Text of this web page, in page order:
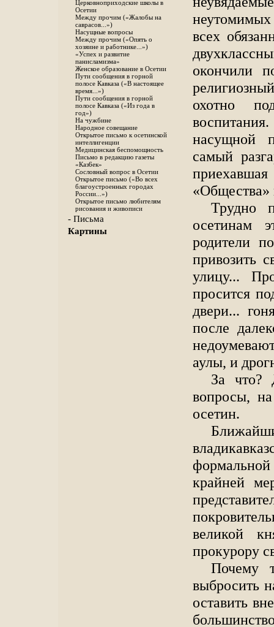
Церковноприходские школы в
Осетии
Между прочим («Жалобы на
саврасов...»)
Насущные вопросы
Между прочим («Опять о
хозяине и работнике...»)
«Успех и развитие
панисламизма»
Женское образование в Осетии
Пути сообщения в горной
полосе Кавказа («В настоящее
время...»)
Пути сообщения в горной
полосе Кавказа («Из года в
год»)
На чужбине
Народное совещание
Открытое письмо к осетинской
интеллигенции
Медицинская беспомощность
Письмо в редакцию газеты
«Каз6ек»
Сословный вопрос в Осетии
Открытое письмо («Во всех
благоустроенных городах
России...»)
Открытое письмо любителям
рисования и живописи
- Письма
Картины
неутомимых
всех
окончили
охотно
насущной
самый
«Общества»
Трудно
осетинам
родители
привозить
улицу...
просится
двери...
после
аулы, и
За что?
вопросы,
осетин.
формальной
крайней
великой
прокурору
Почему
выбросить
оставить